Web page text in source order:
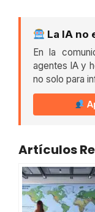
La IA no
En la
agentes IA y
no solo para
Artículos